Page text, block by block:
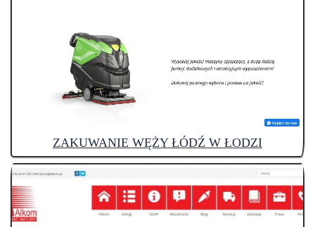
ZAKUWANIE WĘŻY ŁÓDŹ W ŁODZI